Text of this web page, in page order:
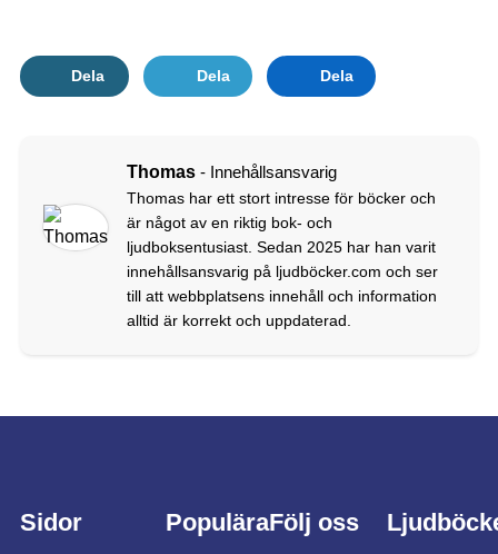
Dela Dela Dela
Thomas - Innehållsansvarig
Thomas har ett stort intresse för böcker och
är något av en riktig bok- och
ljudboksentusiast. Sedan 2025 har han varit
innehållsansvarig på ljudböcker.com och ser
till att webbplatsens innehåll och information
alltid är korrekt och uppdaterad.
Sidor
PopuläraFölj oss